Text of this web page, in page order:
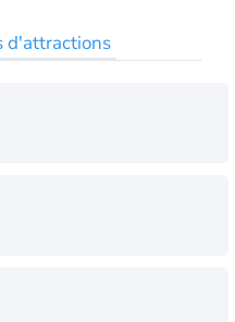
d'attractions